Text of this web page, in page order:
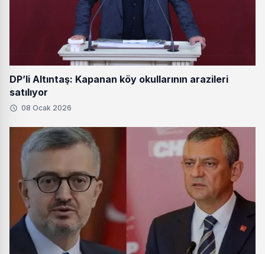
DP’li Altıntaş: Kapanan köy okullarının arazileri
satılıyor
08 Ocak 2026